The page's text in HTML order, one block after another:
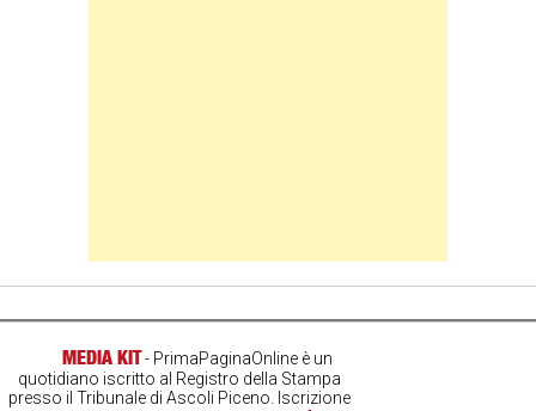
MEDIA KIT- PrimaPaginaOnline è un
quotidiano iscritto al Registro della Stampa
presso il Tribunale di Ascoli Piceno. Iscrizione